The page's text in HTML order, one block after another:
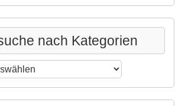
nach Kategorien